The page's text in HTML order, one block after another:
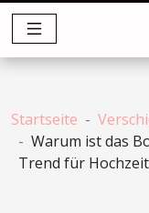
Startseite
Warum ist das
Trend für